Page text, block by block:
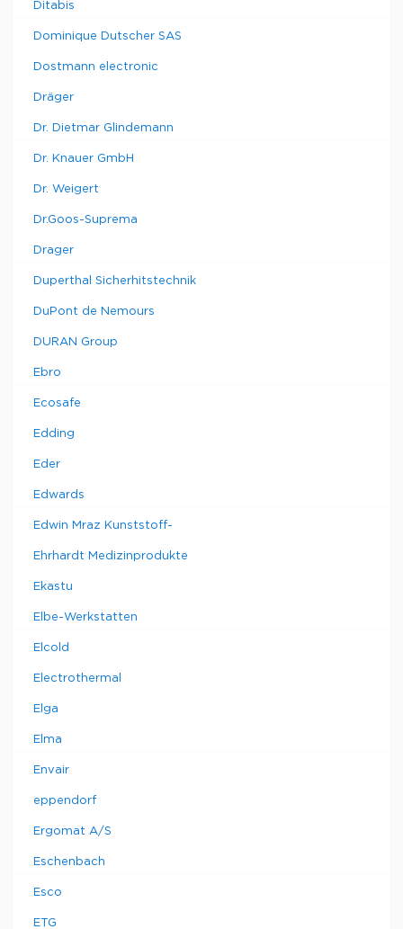
Ditabis
Dominique Dutscher SAS
Dostmann electronic
Dräger
Dr. Dietmar Glindemann
Dr. Knauer GmbH
Dr. Weigert
Dr.Goos-Suprema
Drager
Duperthal Sicherhitstechnik
DuPont de Nemours
DURAN Group
Ebro
Ecosafe
Edding
Eder
Edwards
Edwin Mraz Kunststoff-
Ehrhardt Medizinprodukte
Ekastu
Elbe-Werkstatten
Elcold
Electrothermal
Elga
Elma
Envair
eppendorf
Ergomat A/S
Eschenbach
Esco
ETG